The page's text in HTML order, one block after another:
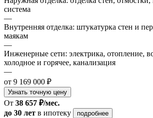
система
—
Внутренняя отделка: штукатурка стен и
маякам
—
Инженерные сети: электрика, отопление,
холодное и горячее, канализация
—
от 9 169 000 ₽
Узнать точную цену
От 38 657 ₽/мес.
до 30 лет в ипотеку подробнее